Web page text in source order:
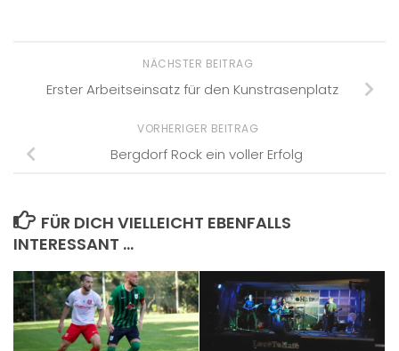
NÄCHSTER BEITRAG
Erster Arbeitseinsatz für den Kunstrasenplatz
VORHERIGER BEITRAG
Bergdorf Rock ein voller Erfolg
FÜR DICH VIELLEICHT EBENFALLS
INTERESSANT …